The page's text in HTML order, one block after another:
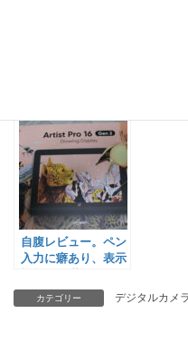
自腹レビュー。ペン
入力に癖あり、表示
xp-pen Artist Pro
16（Gen 2）
カテゴリー デジタルカメラ